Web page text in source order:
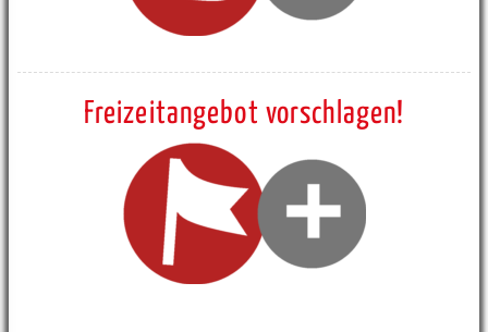
Freizeitangebot vorschlagen!